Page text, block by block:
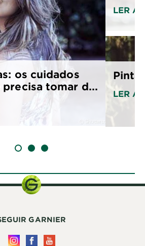
os cuidados
tomar d...
LER
LER
SLIDE 1
SLIDE 2SLIDE 3
GARNIER